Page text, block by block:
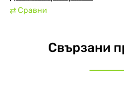
⇄ Сравни
Свързани